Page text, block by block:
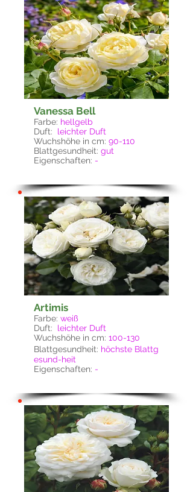
Vanessa Bell
Farbe: hellgelb
Duft:
leichter Duft
Wuchshöhe in cm: 90-110
Blattgesundheit: gut
Eigenschaften: -
Artimis
Farbe: weiß
Duft:
leichter Duft
Wuchshöhe in cm: 100-130
Blattgesundheit: höchste Blattg
esund-heit
Eigenschaften: -